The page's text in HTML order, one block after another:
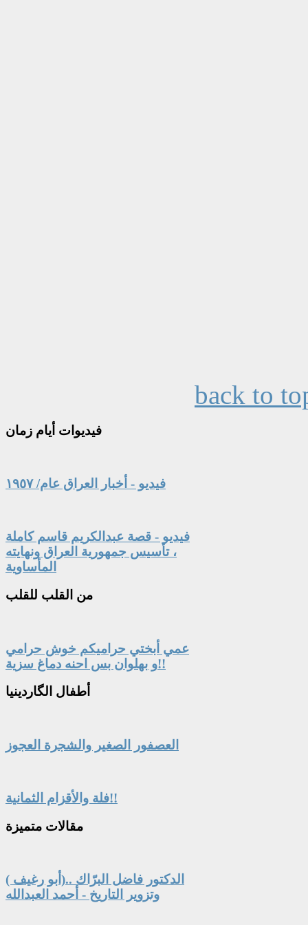
back to
فيديوات أيام زمان
فيديو - أخبار العراق عام/ ١٩٥٧
فيديو - قصة عبدالكريم قاسم كاملة
، تأسيس جمهورية العراق ونهايته
المأساوية
من القلب للقلب
عمي أبختي حراميكم خوش حرامي
و بهلوان بس احنه دماغ سزية!!
أطفال الگاردينيا
العصفور الصغير والشجرة العجوز
فلة والأقزام الثمانية!!
مقالات متميزة
الدكتور فاضل البرّاك ..(أبو رغيف )
وتزوير التاريخ - أحمد العبدالله